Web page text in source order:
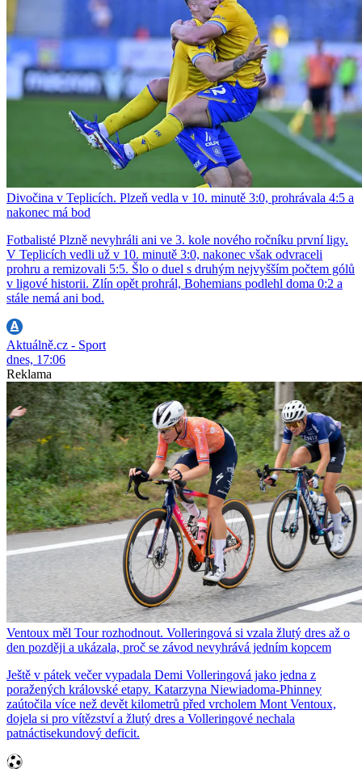
Divočina v Teplicích. Plzeň vedla v 10. minutě 3:0, prohrávala 4:5 a
nakonec má bod
Fotbalisté Plzně nevyhráli ani ve 3. kole nového ročníku první ligy.
V Teplicích vedli už v 10. minutě 3:0, nakonec však odvraceli
prohru a remizovali 5:5. Šlo o duel s druhým nejvyšším počtem gólů
v ligové historii. Zlín opět prohrál, Bohemians podlehl doma 0:2 a
stále nemá ani bod.
Aktuálně.cz - Sport
dnes, 17:06
Reklama
Ventoux měl Tour rozhodnout. Volleringová si vzala žlutý dres až o
den později a ukázala, proč se závod nevyhrává jedním kopcem
Ještě v pátek večer vypadala Demi Volleringová jako jedna z
poražených královské etapy. Katarzyna Niewiadoma-Phinney
zaútočila více než devět kilometrů před vrcholem Mont Ventoux,
dojela si pro vítězství a žlutý dres a Volleringové nechala
patnáctisekundový deficit.